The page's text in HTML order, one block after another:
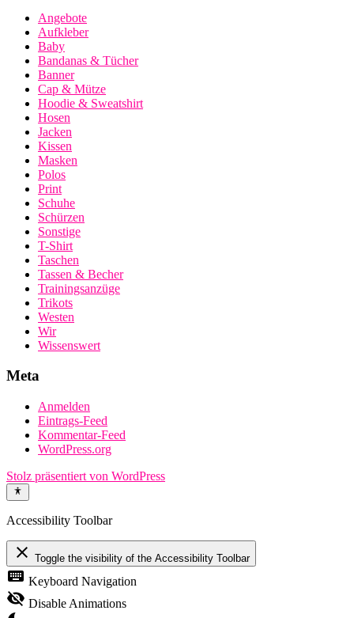
Angebote
Aufkleber
Baby
Bandanas & Tücher
Banner
Cap & Mütze
Hoodie & Sweatshirt
Hosen
Jacken
Kissen
Masken
Polos
Print
Schuhe
Schürzen
Sonstige
T-Shirt
Taschen
Tassen & Becher
Trainingsanzüge
Trikots
Westen
Wir
Wissenswert
Meta
Anmelden
Eintrags-Feed
Kommentar-Feed
WordPress.org
Stolz präsentiert von WordPress
Accessibility Toolbar
close Toggle the visibility of the Accessibility Toolbar
keyboard Keyboard Navigation
visibility_off Disable Animations